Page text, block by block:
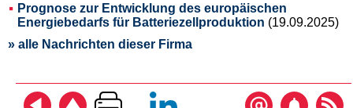
Prognose zur Entwicklung des europäischen
Energiebedarfs für Batteriezellproduktion (19.09.2025)
» alle Nachrichten dieser Firma